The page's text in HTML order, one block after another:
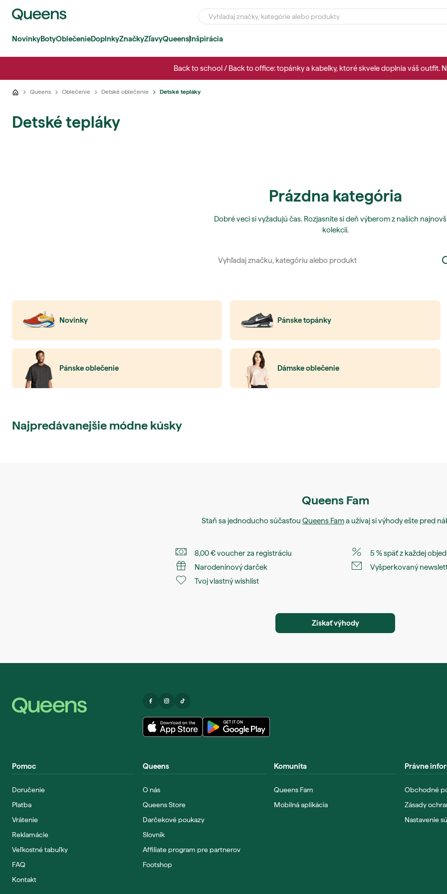
NovinkyBotyOblečenieDoplnkyZnačkyZľavyQueensInšpirácia
Back to school / Back to office: topánky a kabelky, ktoré skvele doplnia váš outfit.
Queens Oblečenie Detské oblečenie Detské tepláky
Detské tepláky
Prázdna kategória
Dobré veci si vyžadujú čas. Rozjasnite si deň výberom z našich
kolekcií.
Novinky Pánske topánky
Pánske oblečenie Dámske oblečenie
Najpredávanejšie módne kúsky
Queens Fam
Staň sa jednoducho súčasťou Queens Fama užívaj si výhody ešte pred
8,00 € voucher za registráciu
5 % späť z každej
Narodeninový darček
Vyšperkovaný
Tvoj vlastný wishlist
Získať výhody
Pomoc
Doručenie
Platba
Vrátenie
Reklamácie
Veľkostné tabuľky
FAQ
Kontakt
Queens
O nás
Queens Store
Darčekové poukazy
Slovník
Affiliate program pre partnerov
Footshop
Komunita
Queens Fam
Mobilná aplikácia
Právne
Obchodné
Zásady
Nastavenie